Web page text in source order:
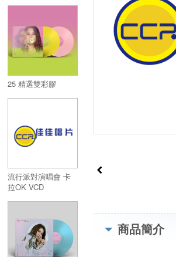
25 精選雙彩膠
流行派對演唱會 卡
拉OK VCD
商品簡介